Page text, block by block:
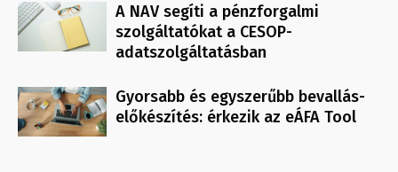
A NAV segíti a pénzforgalmi
szolgáltatókat a CESOP-
adatszolgáltatásban
Gyorsabb és egyszerűbb bevallás-
előkészítés: érkezik az eÁFA Tool